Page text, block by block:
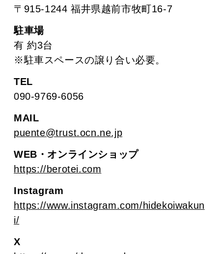
〒915-1244 福井県越前市牧町16-7
駐車場
有 約3台
※駐車スペースの譲り合い必要。
TEL
090-9769-6056
MAIL
puente@trust.ocn.ne.jp
WEB・オンラインショップ
https://berotei.com
Instagram
https://www.instagram.com/hidekoiwakun
i/
X